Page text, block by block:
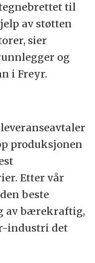
til
av støtten
sier
og
i Freyr.
produksjonen
Etter vår
beste
av bærekraftig,
industri det